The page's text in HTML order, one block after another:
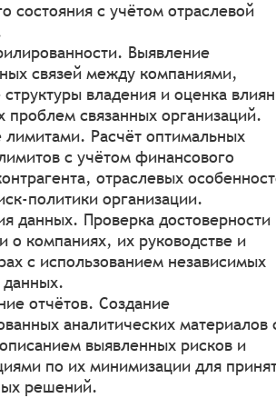
состояния с учётом отраслевой
Выявление
связей между компаниями,
владения и оценка
проблем связанных организаций.
лимитами. Расчёт оптимальных
с учётом финансового
отраслевых
политики организации.
данных. Проверка достоверности
о компаниях, их руководстве и
с использованием независимых
данных.
отчётов. Создание
аналитических материалов
выявленных рисков и
по их минимизации для
решений.